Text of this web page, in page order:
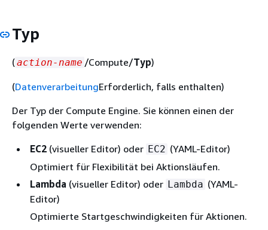
Typ
(action-name /Compute/Typ)
(DatenverarbeitungErforderlich, falls enthalten)
Der Typ der Compute Engine. Sie können einen der
folgenden Werte verwenden:
EC2 (visueller Editor) oder EC2 (YAML-Editor)
Optimiert für Flexibilität bei Aktionsläufen.
Lambda (visueller Editor) oder Lambda (YAML-
Editor)
Optimierte Startgeschwindigkeiten für Aktionen.